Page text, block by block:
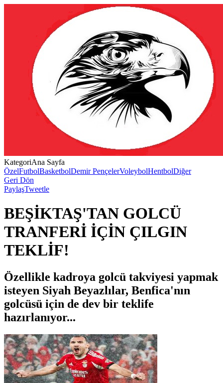
KategoriAna Sayfa
ÖzelFutbolBasketbolDemir PençelerVoleybolHentbolDiğer
Geri Dön
PaylaşTweetle
BEŞİKTAŞ'TAN GOLCÜ
TRANFERİ İÇİN ÇILGIN
TEKLİF!
Özellikle kadroya golcü takviyesi yapmak
isteyen Siyah Beyazlılar, Benfica'nın
golcüsü için de dev bir teklife
hazırlanıyor...